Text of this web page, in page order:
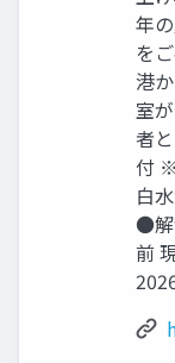
年
を
港
室
者
付
⽩
●解
前